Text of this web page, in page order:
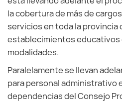
la cobertura de más de
servicios en toda la
establecimientos educativos
modalidades.
Paralelamente se llevan
para personal administrativo
dependencias del Consejo